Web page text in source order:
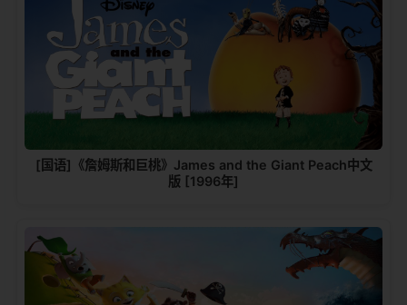
[国语]《詹姆斯和巨桃》James and the Giant Peach中文
版 [1996年]